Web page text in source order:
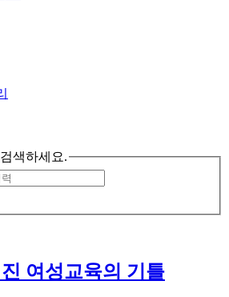
색하세요.
여성교육의 기틀